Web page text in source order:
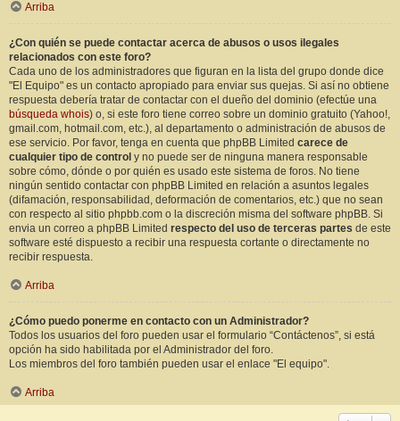
Arriba
¿Con quién se puede contactar acerca de abusos o usos ilegales
relacionados con este foro?
Cada uno de los administradores que figuran en la lista del grupo donde dice
"El Equipo" es un contacto apropiado para enviar sus quejas. Si así no obtiene
respuesta debería tratar de contactar con el dueño del dominio (efectúe una
búsqueda whois) o, si este foro tiene correo sobre un dominio gratuito (Yahoo!,
gmail.com, hotmail.com, etc.), al departamento o administración de abusos de
ese servicio. Por favor, tenga en cuenta que phpBB Limited carece de
cualquier tipo de control y no puede ser de ninguna manera responsable
sobre cómo, dónde o por quién es usado este sistema de foros. No tiene
ningún sentido contactar con phpBB Limited en relación a asuntos legales
(difamación, responsabilidad, deformación de comentarios, etc.) que no sean
con respecto al sitio phpbb.com o la discreción misma del software phpBB. Si
envia un correo a phpBB Limited respecto del uso de terceras partes de este
software esté dispuesto a recibir una respuesta cortante o directamente no
recibir respuesta.
Arriba
¿Cómo puedo ponerme en contacto con un Administrador?
Todos los usuarios del foro pueden usar el formulario “Contáctenos”, si está
opción ha sido habilitada por el Administrador del foro.
Los miembros del foro también pueden usar el enlace "El equipo".
Arriba